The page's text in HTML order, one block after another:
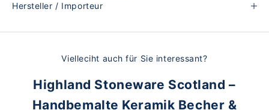
Hersteller / Importeur
Vielleciht auch für Sie interessant?
Highland Stoneware Scotland –
Handbemalte Keramik Becher &